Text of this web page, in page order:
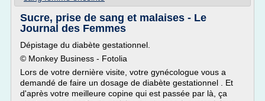
Sucre, prise de sang et malaises - Le
Journal des Femmes
Dépistage du diabète gestationnel.
© Monkey Business - Fotolia
Lors de votre dernière visite, votre gynécologue vous a
demandé de faire un dosage de diabète gestationnel . Et
d'après votre meilleure copine qui est passée par là, ça